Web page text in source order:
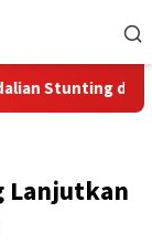
di Kota
Lanjutkan